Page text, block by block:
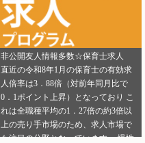
旨をご入力ください。 メディパート
ナーにご登録いただいているアフィ
リエイター様は「お問い合わせはこ
ちら」からご連絡ください。
非公開友人情報多数☆保育士求人
直近の令和8年1月の保育士の有効求
人倍率は3．88倍（対前年同月比で
0．1ポイント上昇）となっており こ
れは全職種平均の1．27倍の約3倍以
上の売り手市場のため、求人市場で
も注目の分野となっています。 慢性